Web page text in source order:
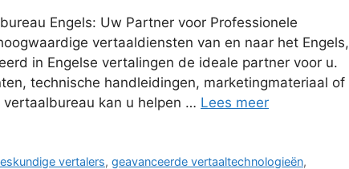
Engels: Uw Partner voor Professionele
vertaaldiensten van en naar het Engels,
in Engelse vertalingen de ideale partner voor u.
technische handleidingen, marketingmateriaal of
kan u helpen … Lees meer
vertalers,geavanceerde vertaaltechnologieën,